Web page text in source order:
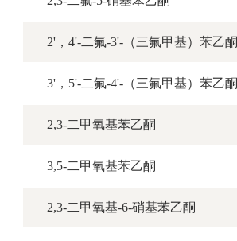
2'，4'-二氟-3'-（三氟甲基）苯乙酮
3'，5'-二氟-4'-（三氟甲基）苯乙酮
2,3-二甲氧基苯乙酮
3,5-二甲氧基苯乙酮
2,3-二甲氧基-6-硝基苯乙酮